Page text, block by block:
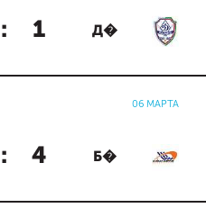
: 1 Д�
06 МАРТА
: 4 Б�